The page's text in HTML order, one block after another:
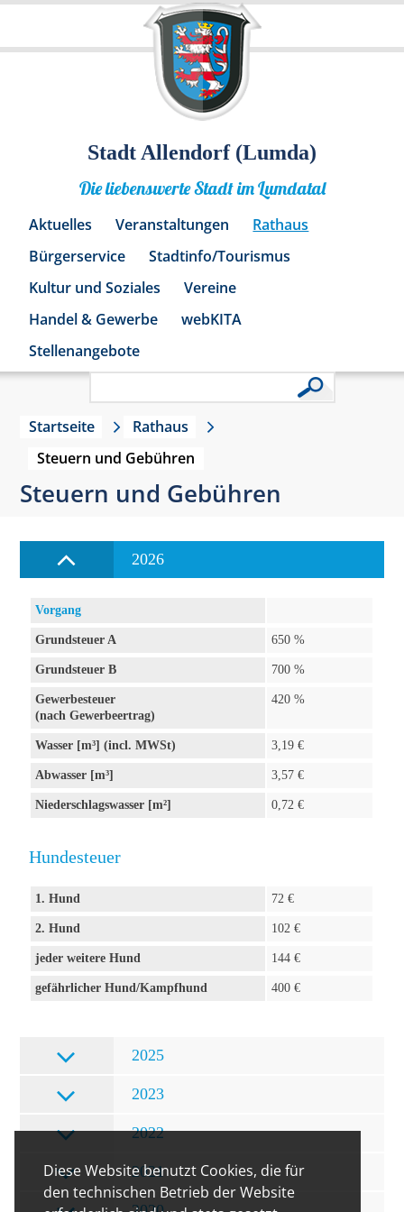
Diese Website benutzt Cookies, die für
den technischen Betrieb der Website
Stadt Allendorf (Lumda)
Die liebenswerte Stadt im Lumdatal
Aktuelles Veranstaltungen
Rathaus
Bürgerservice
Stadtinfo/Tourismus
Kultur und Soziales
Vereine
Handel & Gewerbe
webKITA
Stellenangebote
Startseite
Rathaus
Steuern und Gebühren
Steuern und Gebühren
2026
Vorgang
Grundsteuer A 650 %
Grundsteuer B 700 %
Gewerbesteuer
(nach Gewerbeertrag)
420 %
Wasser [m³] (incl. MWSt) 3,19 €
Abwasser [m³] 3,57 €
Niederschlagswasser [m²] 0,72 €
Hundesteuer
1. Hund 72 €
2. Hund 102 €
jeder weitere Hund 144 €
gefährlicher Hund/Kampfhund 400 €
2025
2023
2022
2021